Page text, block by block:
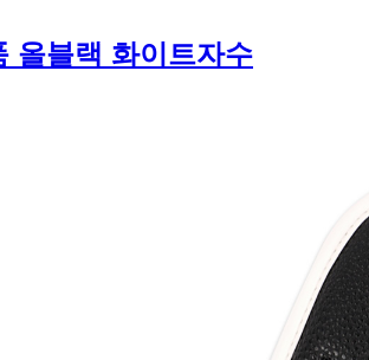
올블랙 화이트자수